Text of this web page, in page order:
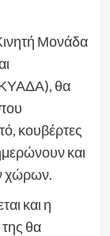
Μονάδα
θα
κουβέρτες
και
χώρων.
και η
θα